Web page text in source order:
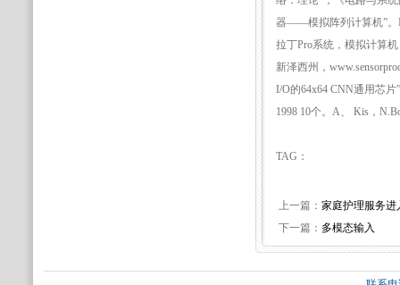
器——模拟阵列计算机”。
拉丁Pro系统，模拟计算
新泽西州，
I/O的64x64 CNN通用芯
1998 10个。A、 Kis，
TAG：
上一篇： 家庭护理服务进
下一篇： 多模态输入